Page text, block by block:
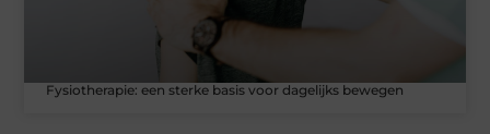
Fysiotherapie: een sterke basis voor dagelijks bewegen